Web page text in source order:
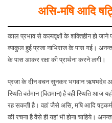
असि-मषि आदि
काल प्रभाव से कल्पवृक्षों के शक्तिहीन हो जाने
व्याकुल हुई प्रजा नाभिराज के पास गई।
के पास आकर रक्षा की प्रार्थना करने लगी।
प्रजा के दीन वचन सुनकर भगवान ऋषभदेव
स्थिति वर्तमान (विद्यमान) है वही स्थिति आज
रह सकती है। वहां जैसे असि, मषि आदि षट्कर्म
की रचना है वैसे ही यहां भी होना चाहिये।